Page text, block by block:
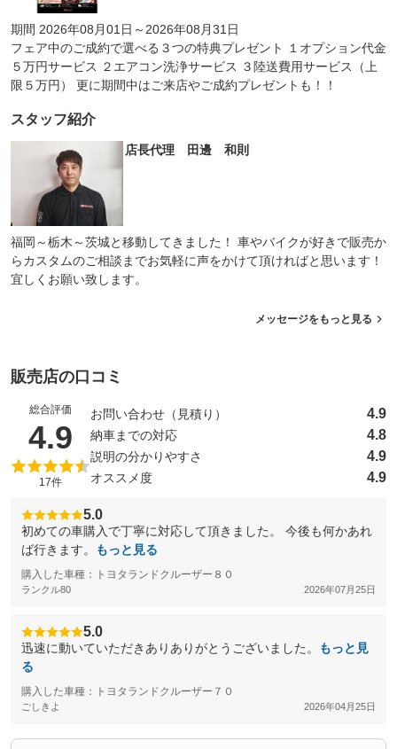
期間 2026年08月01日～2026年08月31日
フェア中のご成約で選べる３つの特典プレゼント １オプション代金
５万円サービス ２エアコン洗浄サービス ３陸送費用サービス（上
限５万円） 更に期間中はご来店やご成約プレゼントも！！
スタッフ紹介
店長代理 田邊 和則
福岡～栃木～茨城と移動してきました！ 車やバイクが好きで販売か
らカスタムのご相談までお気軽に声をかけて頂ければと思います！
宜しくお願い致します。
メッセージをもっと見る
販売店の口コミ
総合評価
4.9 （5点満点中）
17件
お問い合わせ（見積り） 4.9
納車までの対応 4.8
説明の分かりやすさ 4.9
オススメ度 4.9
5.0
初めての車購入で丁寧に対応して頂きました。 今後も何かあれ
ば行きます。
もっと見る
購入した車種：トヨタランドクルーザー８０
ランクル80 2026年07月25日
5.0
迅速に動いていただきありありがとうございました。
もっと見
る
購入した車種：トヨタランドクルーザー７０
ごしきよ 2026年04月25日